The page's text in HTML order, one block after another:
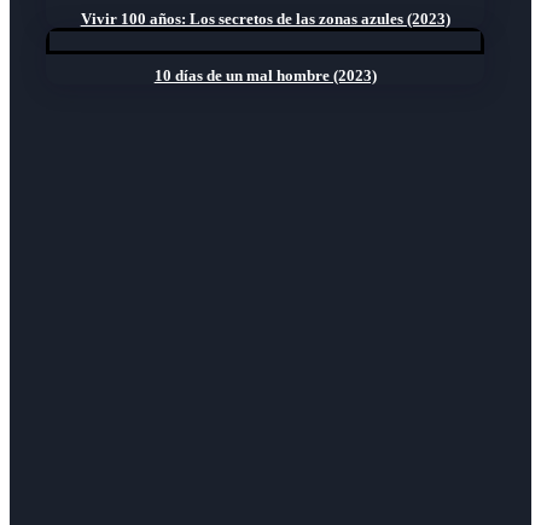
Vivir 100 años: Los secretos de las zonas azules (2023)
10 días de un mal hombre (2023)